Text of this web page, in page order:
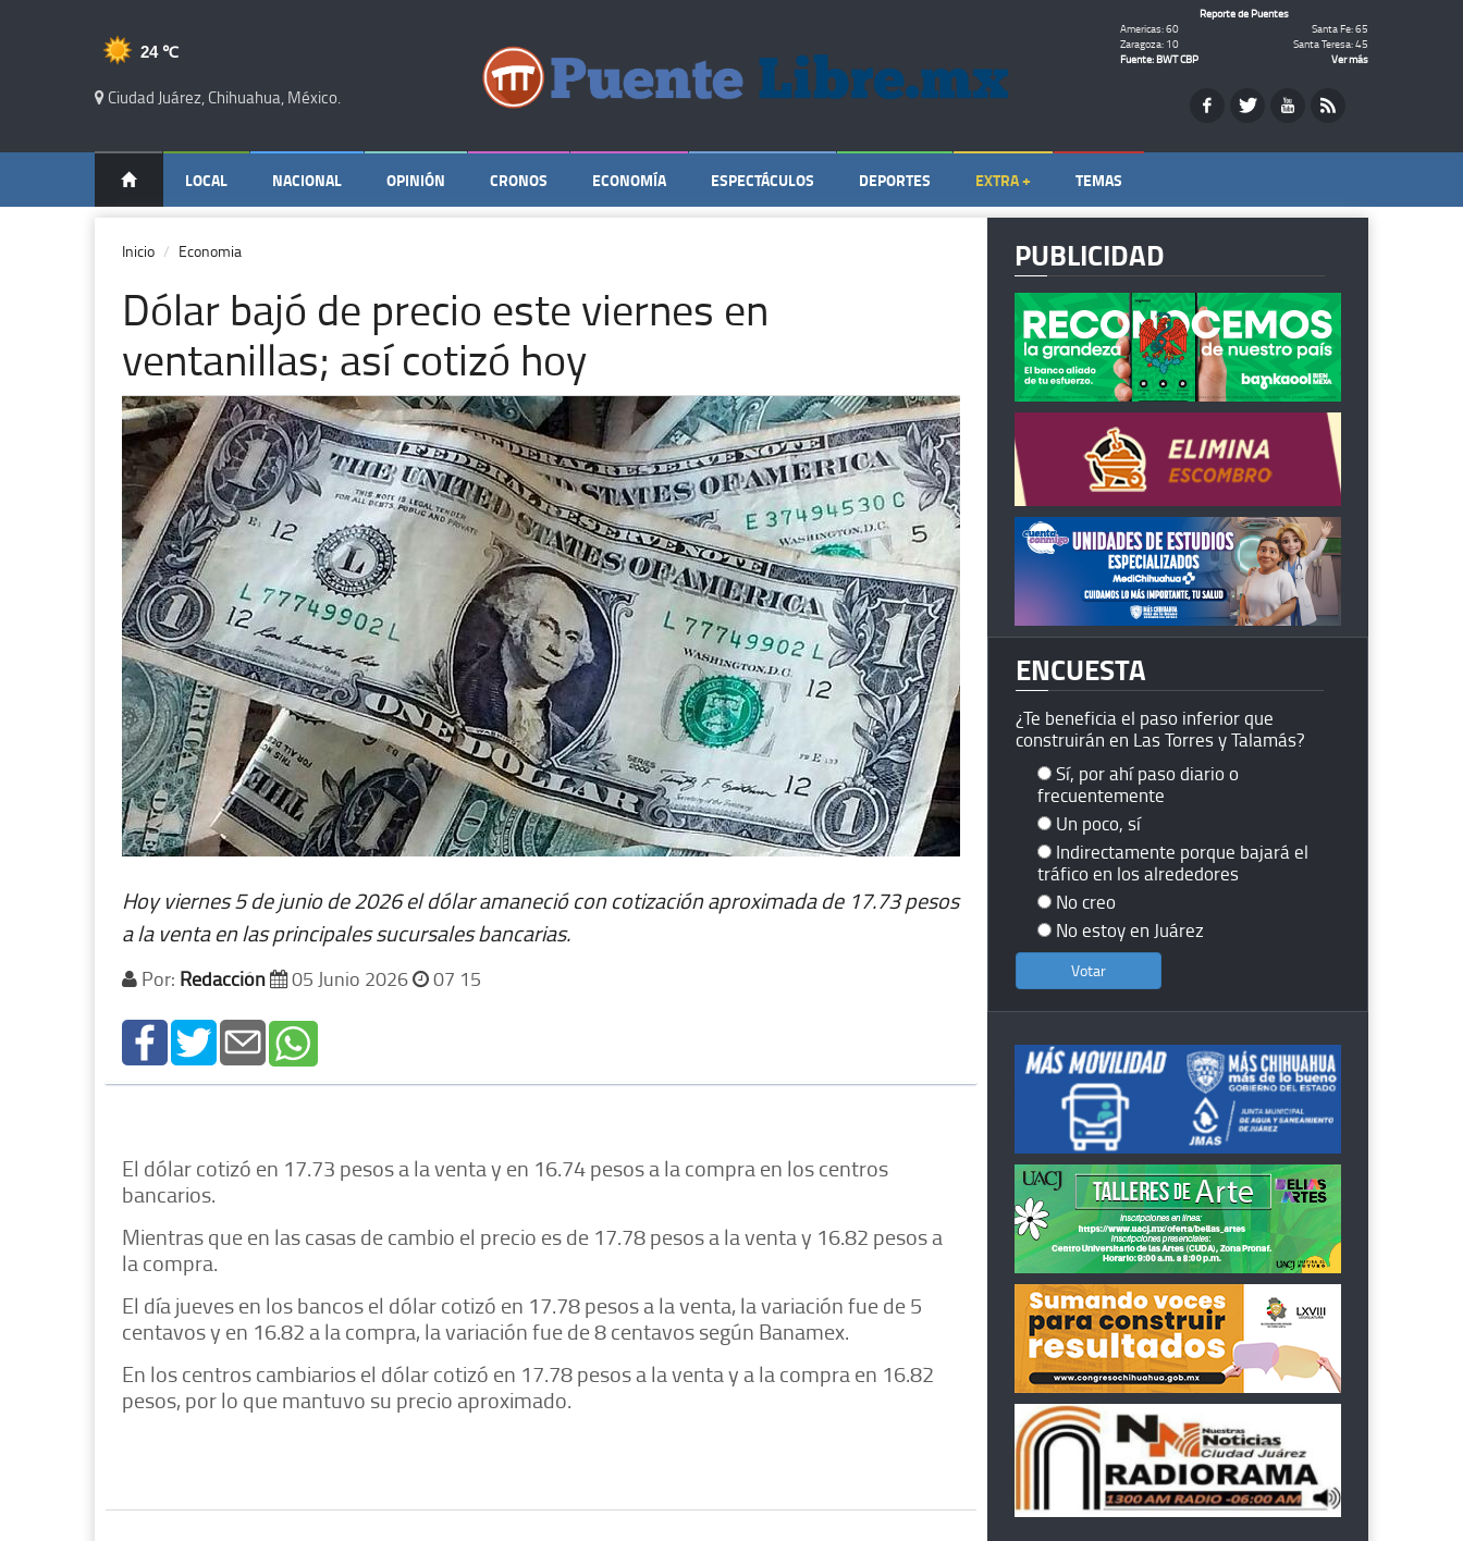
24 ℃
Ciudad Juárez, Chihuahua, México.
Reporte de Puentes
Americas: 60
Santa Fe: 65
Zaragoza: 10
Santa Teresa: 45
Fuente: BWT CBP
Ver más
LOCAL NACIONAL OPINIÓN CRONOS ECONOMÍA ESPECTÁCULOS DEPORTES EXTRA + TEMAS
Inicio Economia
Dólar bajó de precio este viernes en
ventanillas; así cotizó hoy
Hoy viernes 5 de junio de 2026 el dólar amaneció con cotización aproximada de 17.73 pesos
a la venta en las principales sucursales bancarias.
Por: Redacción 05 Junio 2026 07 15
El dólar cotizó en 17.73 pesos a la venta y en 16.74 pesos a la compra en los centros
bancarios.
Mientras que en las casas de cambio el precio es de 17.78 pesos a la venta y 16.82 pesos a
la compra.
El día jueves en los bancos el dólar cotizó en 17.78 pesos a la venta, la variación fue de 5
centavos y en 16.82 a la compra, la variación fue de 8 centavos según Banamex.
En los centros cambiarios el dólar cotizó en 17.78 pesos a la venta y a la compra en 16.82
pesos, por lo que mantuvo su precio aproximado.
PUBLICIDAD
ENCUESTA
¿Te beneficia el paso inferior que
construirán en Las Torres y Talamás?
Sí, por ahí paso diario o
frecuentemente
Un poco, sí
Indirectamente porque bajará el
tráfico en los alrededores
No creo
No estoy en Juárez